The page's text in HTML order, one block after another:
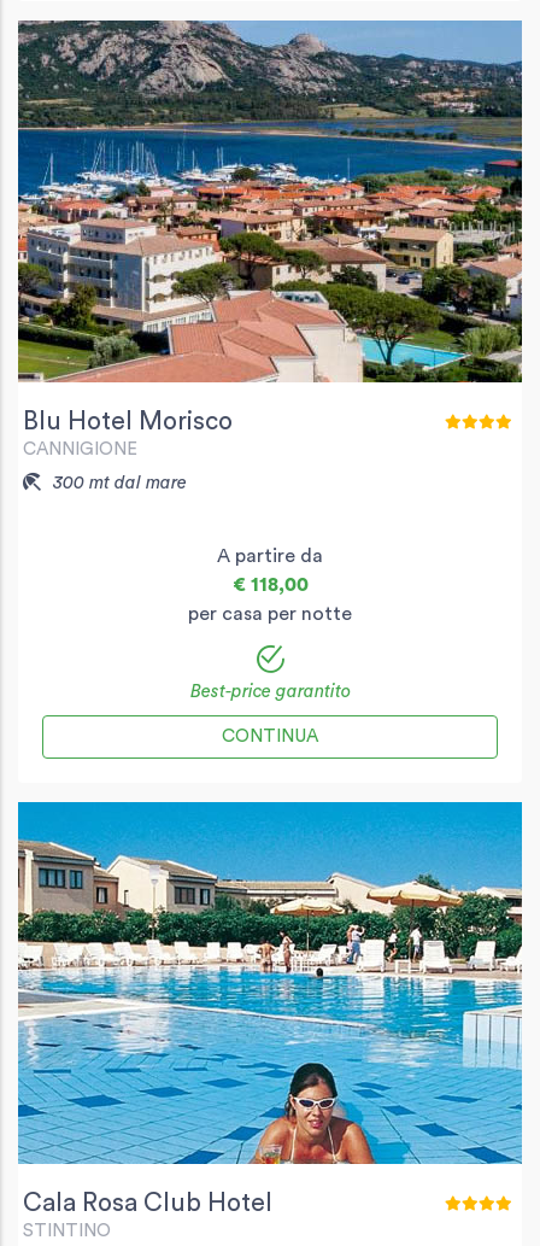
Blu Hotel Morisco
CANNIGIONE
300 mt dal mare
A partire da
€ 118,00
per casa per notte
Best-price garantito
CONTINUA
Cala Rosa Club Hotel
STINTINO